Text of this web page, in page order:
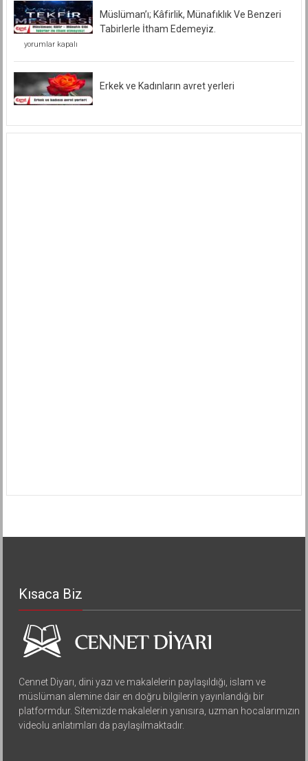
Müslüman’ı; Kâfirlik, Münafıklık Ve Benzeri
Tabirlerle İtham Edemeyiz.
Müslüman’ı;
Münafıklık
Ve
Benzeri
Tabirlerle
İtham
yorumlar kapalı
Erkek ve Kadınların avret yerleri
Kısaca Biz
Cennet Diyarı, dini yazı ve makalelerin paylaşıldığı, islam ve
müslüman alemine dair en doğru bilgilerin yayınlandığı bir
platformdur. Sitemizde makalelerin yanısıra, uzman hocalarımızın
videolu anlatımları da paylaşılmaktadır.